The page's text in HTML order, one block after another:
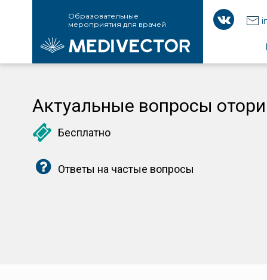
Образовательные
мероприятия для врачей
Актуальные вопросы
Бесплатно
Ответы на частые вопросы